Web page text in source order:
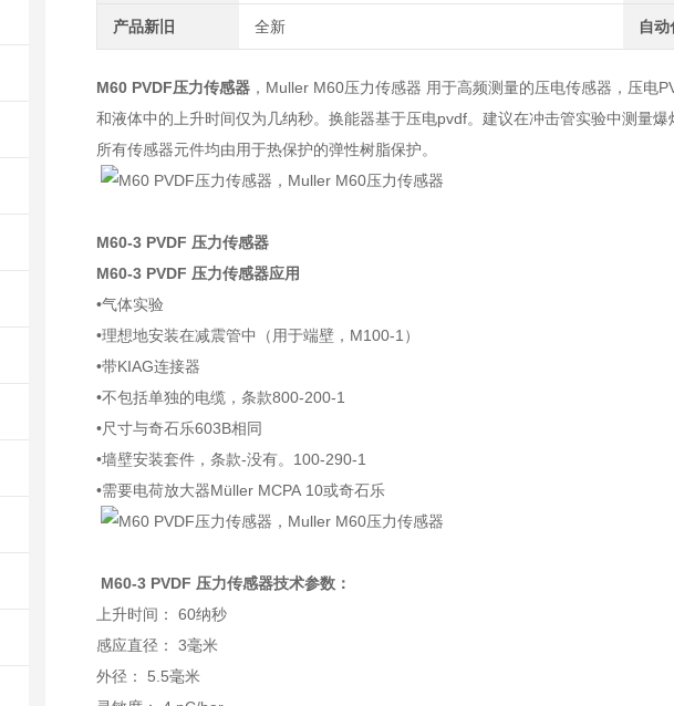
产品新旧 全新 自动
M60 PVDF压力传感器，Muller M60压力传感器 用于高频测量的压电传感器，压电
和液体中的上升时间仅为几纳秒。换能器基于压电pvdf。建议在冲击管实验中测量爆
所有传感器元件均由用于热保护的弹性树脂保护。
M60-3 PVDF 压力传感器
M60-3 PVDF 压力传感器应用
•气体实验
•理想地安装在减震管中（用于端壁，M100-1）
•带KIAG连接器
•不包括单独的电缆，条款800-200-1
•尺寸与奇石乐603B相同
•墙壁安装套件，条款-没有。100-290-1
•需要电荷放大器Müller MCPA 10或奇石乐
M60-3 PVDF 压力传感器技术参数：
上升时间： 60纳秒
感应直径： 3毫米
外径： 5.5毫米